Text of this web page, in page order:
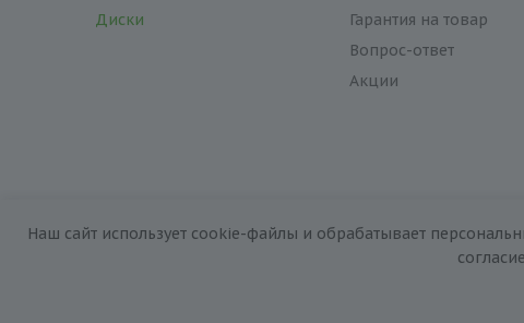
Диски
Гарантия на товар
Вопрос-ответ
Акции
Наш сайт использует cookie-файлы и обрабатывает